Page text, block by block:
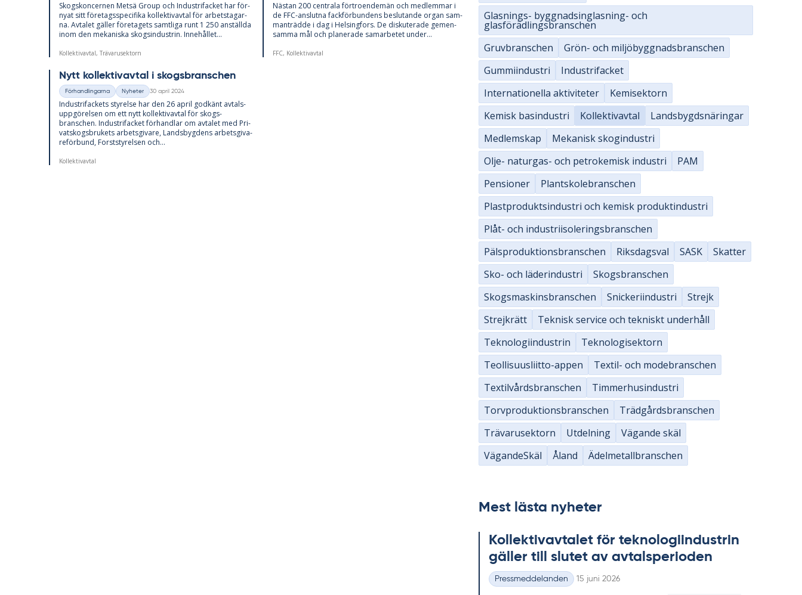
Glasnings- byggnadsinglasning- och
glasförädlingsbranschen
Gruvbranschen
Grön- och miljöbyggnadsbranschen
Gummiindustri
Industrifacket
Internationella aktiviteter
Kemisektorn
Kemisk basindustri
Kollektivavtal
Landsbygdsnäringar
Medlemskap
Mekanisk skogindustri
Olje- naturgas- och petrokemisk industri
PAM
Pensioner
Plantskolebranschen
Plastproduktsindustri och kemisk produktindustri
Plåt- och industriisoleringsbranschen
Pälsproduktionsbranschen
Riksdagsval SASK
Skatter
Sko- och läderindustri
Skogsbranschen
Skogsmaskinsbranschen
Snickeriindustri
Strejk
Strejkrätt
Teknisk service och tekniskt underhåll
Teknologiindustrin
Teknologisektorn
Teollisuusliitto-appen
Textil- och modebranschen
Textilvårdsbranschen
Timmerhusindustri
Torvproduktionsbranschen
Trädgårdsbranschen
Trävarusektorn
Utdelning
Vägande skäl
VägandeSkäl
Åland Ädelmetallbranschen
Mest lästa nyheter
Kol­lek­tivav­ta­let för tek­no­lo­gi­in­du­strin
gäl­ler till slu­tet av av­tal­s­pe­ri­o­den
Kategorier
Pressmeddelanden Skriven
15 juni 2026
Skogs­kon­cer­nen Metsä Group och In­du­stri­fac­ket har för­
ny­at sitt fö­re­tags­spe­ci­fi­ka kol­lek­tivav­tal för ar­bets­ta­gar­
na. Av­ta­let gäl­ler fö­re­ta­gets samt­li­ga runt 1 250 an­ställ­da
inom den me­ka­nis­ka skogs­in­du­strin. In­ne­hål­let...
Kollektivavtal, Trävarusektorn
Näs­tan 200 centra­la för­tro­en­de­män och med­lem­mar i
de FFC-an­slut­na fack­för­bun­dens be­slu­tan­de or­gan sam­
man­träd­de i dag i Helsing­fors. De dis­ku­te­ra­de ge­men­
sam­ma mål och pla­ne­ra­de sam­ar­be­tet un­der...
FFC, Kollektivavtal
Nytt kol­lek­tivav­tal i skogs­branschen
Kategorier
Förhandlingarna Nyheter Skriven
30 april 2024
In­du­stri­fac­kets sty­rel­se har den 26 april god­känt av­tals­
upp­gö­rel­sen om ett nytt kol­lek­tivav­tal för skogs­
branschen. In­du­stri­fac­ket för­hand­lar om av­ta­let med Pri­
vat­skogs­bru­kets ar­bets­gi­va­re, Lands­byg­dens ar­bets­gi­va­
re­för­bund, Forst­sty­rel­sen och...
Kollektivavtal